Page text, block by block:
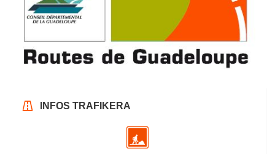
INFOS TRAFIKERA